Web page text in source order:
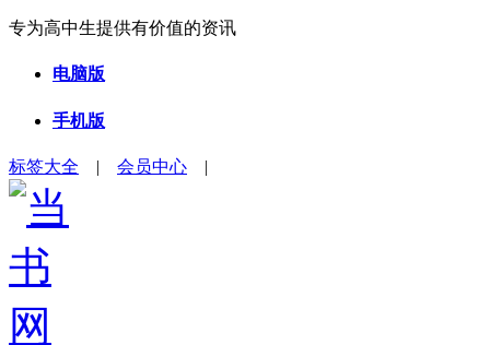
专为高中生提供有价值的资讯
电脑版
手机版
标签大全 | 会员中心 |